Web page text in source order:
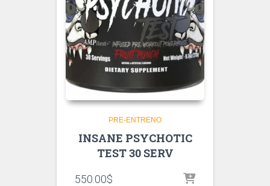
PRE-ENTRENO
INSANE PSYCHOTIC
TEST 30 SERV
550.00$